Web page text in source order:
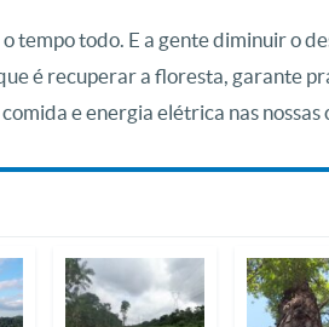
tempo todo. E a gente diminuir o
é recuperar a floresta, garante
e energia elétrica nas nossas